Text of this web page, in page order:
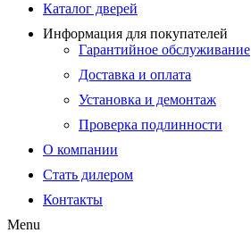
Каталог дверей
Информация для покупателей
Гарантийное обслуживание
Доставка и оплата
Установка и демонтаж
Проверка подлинности
О компании
Стать дилером
Контакты
Menu